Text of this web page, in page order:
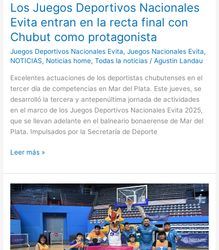
Los Juegos Deportivos Nacionales
Evita entran en la recta final con
Chubut como protagonista
Juegos Deportivos Nacionales Evita,Juegos Nacionales Evita,
NOTICIAS, Noticias home,Todas la noticias /Agustin Landau
Excelentes actuaciones de los deportistas chubutenses en el
tercer día de competencias en Mar del Plata. Este jueves, se
desarrolló la tercera y antepenúltima jornada de actividades
en el marco de los Juegos Deportivos Nacionales Evita 2025,
que se llevan adelante en el balneario bonaerense de Mar del
Plata. Impulsados por la Secretaría de Deporte
Leer más »
Otra
exitosa
jornada
para
Chubut
en